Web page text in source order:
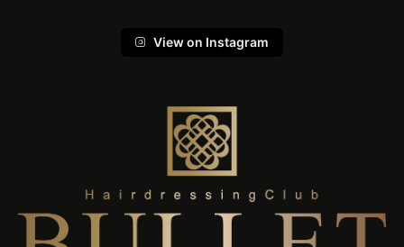
View on Instagram